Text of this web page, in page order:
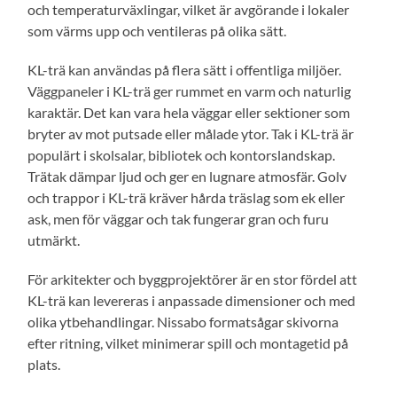
och temperaturväxlingar, vilket är avgörande i lokaler
som värms upp och ventileras på olika sätt.
KL-trä kan användas på flera sätt i offentliga miljöer.
Väggpaneler i KL-trä ger rummet en varm och naturlig
karaktär. Det kan vara hela väggar eller sektioner som
bryter av mot putsade eller målade ytor. Tak i KL-trä är
populärt i skolsalar, bibliotek och kontorslandskap.
Trätak dämpar ljud och ger en lugnare atmosfär. Golv
och trappor i KL-trä kräver hårda träslag som ek eller
ask, men för väggar och tak fungerar gran och furu
utmärkt.
För arkitekter och byggprojektörer är en stor fördel att
KL-trä kan levereras i anpassade dimensioner och med
olika ytbehandlingar. Nissabo formatsågar skivorna
efter ritning, vilket minimerar spill och montagetid på
plats.